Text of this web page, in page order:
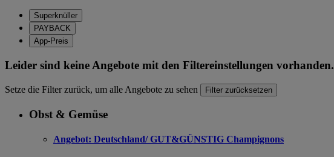
Superknüller
PAYBACK
App-Preis
Leider sind keine Angebote mit den Filtereinstellungen vorhanden.
Setze die Filter zurück, um alle Angebote zu sehen Filter zurücksetzen
Obst & Gemüse
Angebot: Deutschland/ GUT&GÜNSTIG Champignons